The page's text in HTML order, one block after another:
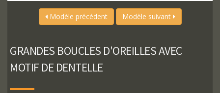
Modèle précédent Modèle suivant
GRANDES BOUCLES D'OREILLES AVEC
MOTIF DE DENTELLE